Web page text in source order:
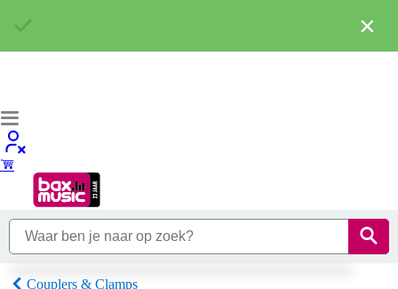
Couplers & Clamps
×